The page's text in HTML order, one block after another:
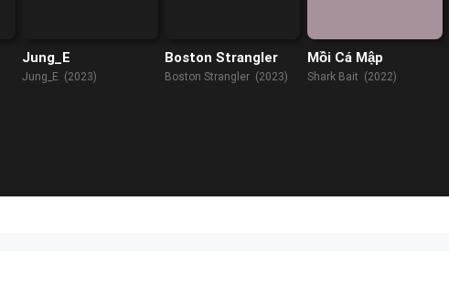
Jung_E
Jung_E (2023)
Boston Strangler
Boston Strangler (2023)
Mồi Cá Mập
Shark Bait (2022)